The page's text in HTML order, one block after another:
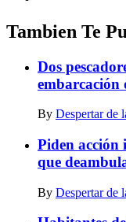
Tambien Te
Dos
embarcación
By Despertar de
Piden acción
que
By Despertar de